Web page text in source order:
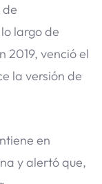
de
largo de
2019, venció el
la versión de
en
y alertó que,